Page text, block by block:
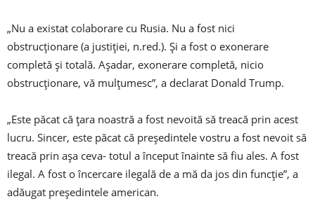
„Nu a existat colaborare cu Rusia. Nu a fost nici
obstrucţionare (a justiţiei, n.red.). Şi a fost o exonerare
completă şi totală. Aşadar, exonerare completă, nicio
obstrucţionare, vă mulţumesc”, a declarat Donald Trump.
„Este păcat că ţara noastră a fost nevoită să treacă prin acest
lucru. Sincer, este păcat că preşedintele vostru a fost nevoit să
treacă prin aşa ceva- totul a început înainte să fiu ales. A fost
ilegal. A fost o încercare ilegală de a mă da jos din funcţie”, a
adăugat preşedintele american.